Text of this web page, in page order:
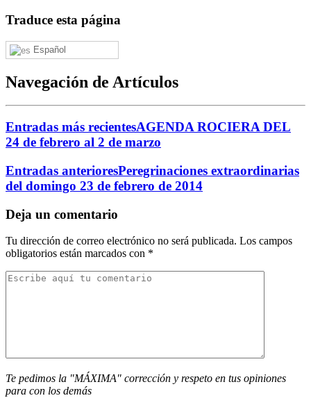
Traduce esta página
Español
Navegación de Artículos
Entradas más recientesAGENDA ROCIERA DEL
24 de febrero al 2 de marzo
Entradas anterioresPeregrinaciones extraordinarias
del domingo 23 de febrero de 2014
Deja un comentario
Tu dirección de correo electrónico no será publicada. Los campos
obligatorios están marcados con *
Te pedimos la "MÁXIMA" corrección y respeto en tus opiniones
para con los demás